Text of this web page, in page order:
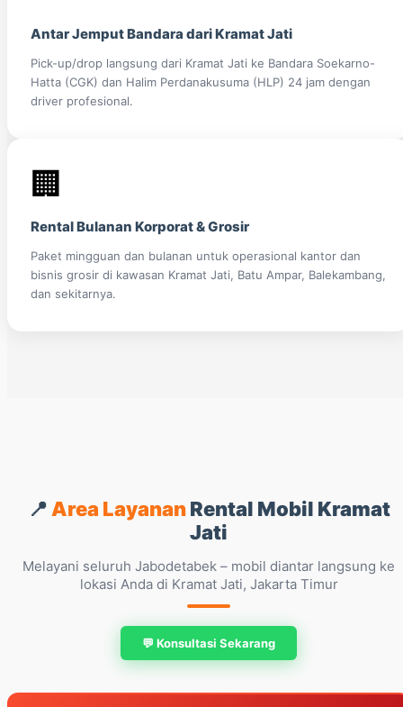
Antar Jemput Bandara dari Kramat Jati
Pick-up/drop langsung dari Kramat Jati ke Bandara Soekarno-
Hatta (CGK) dan Halim Perdanakusuma (HLP) 24 jam dengan
driver profesional.
🏢
Rental Bulanan Korporat & Grosir
Paket mingguan dan bulanan untuk operasional kantor dan
bisnis grosir di kawasan Kramat Jati, Batu Ampar, Balekambang,
dan sekitarnya.
📍 Area LayananRental Mobil Kramat
Jati
Melayani seluruh Jabodetabek – mobil diantar langsung ke
lokasi Anda di Kramat Jati, Jakarta Timur
💬 Konsultasi Sekarang